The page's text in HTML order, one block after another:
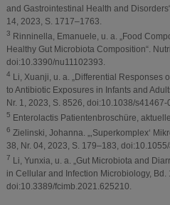
and Gastrointestinal Health and
14, 2023, S. 1717–1763.
3 Rinninella, Emanuele, u. a. „Food
Healthy Gut Microbiota Composition“.
doi:10.3390/nu11102393.
4 Li, Xuanji, u. a. „Differential Responses
to Antibiotic Exposures in Infants and
Nr. 1, 2023, S. 8526, doi:10.1038/
5 Enterolactis Patientenbroschüre,
6 Zielinski, Johanna. „‚Superkomplex‘
38, Nr. 04, 2023, S. 179–183,
7 Li, Yunxia, u. a. „Gut Microbiota and
in Cellular and Infection Microbiology, Bd.
doi:10.3389/fcimb.2021.625210.